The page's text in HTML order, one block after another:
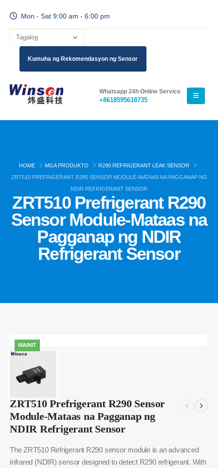
Mon - Sat 9:00 am - 6:00 pm
Kumuha ng Rekomendasyon ng Sensor
Whatsapp 24h Online Service
+8618595618735
HOME MGA PRODUKTO
R290 REFRIGERANT LEAK SENSOR
ZRT510 PREFRIGERANT R290 SENSOR MODULE-MATAAS NA PAGGANAP NG
NDIR REFRIGERANT SENSOR
ZRT510 Prefrigerant R290
Sensor Module-Mataas na
Pagganap ng NDIR
Refrigerant Sensor
MAINIT
ZRT510 Prefrigerant R290 Sensor
Module-Mataas na Pagganap ng
NDIR Refrigerant Sensor
The ZRT510 Refrigerant R290 sensor module is an advanced
infrared (NDIR) sensor designed to detect R290 refrigerant. With